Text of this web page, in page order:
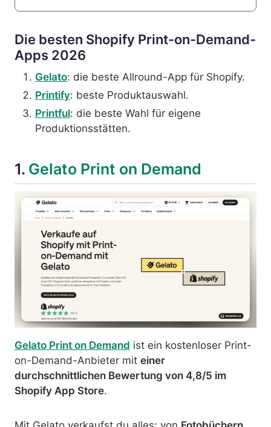
Die besten Shopify Print-on-Demand-
Apps 2026
Gelato: die beste Allround-App für Shopify.
Printify: beste Produktauswahl.
Printful: die beste Wahl für eigene
Produktionsstätten.
1. Gelato Print on Demand
Gelato Print on Demand ist ein kostenloser Print-
on-Demand-Anbieter mit einer
durchschnittlichen Bewertung von 4,8/5 im
Shopify App Store.